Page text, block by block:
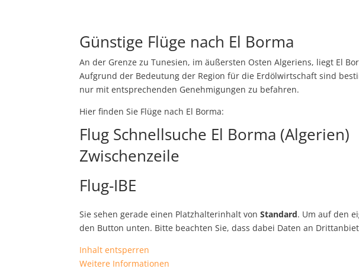
Günstige Flüge nach El Borma
An der Grenze zu Tunesien, im äußersten Osten Algeriens, liegt El
Aufgrund der Bedeutung der Region für die Erdölwirtschaft sind
nur mit entsprechenden Genehmigungen zu befahren.
Hier finden Sie Flüge nach El Borma:
Flug Schnellsuche El Borma (Algerien)
Zwischenzeile
Flug-IBE
Sie sehen gerade einen Platzhalterinhalt vonStandard. Um auf den
den Button unten. Bitte beachten Sie, dass dabei Daten an
Inhalt entsperren
Weitere Informationen